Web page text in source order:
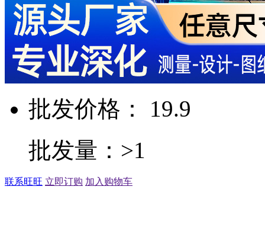
批发价格： 19.9
批发量：>1
联系旺旺 立即订购 加入购物车